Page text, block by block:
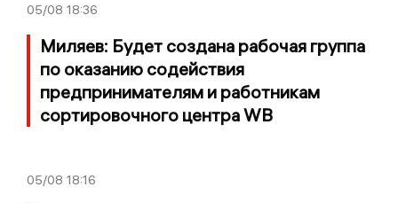
05/08 18:36
Миляев: Будет создана рабочая группа
по оказанию содействия
предпринимателям и работникам
сортировочного центра WB
05/08 18:16